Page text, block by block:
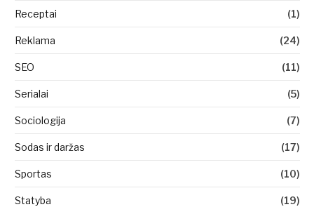
Receptai (1)
Reklama (24)
SEO (11)
Serialai (5)
Sociologija (7)
Sodas ir daržas (17)
Sportas (10)
Statyba (19)